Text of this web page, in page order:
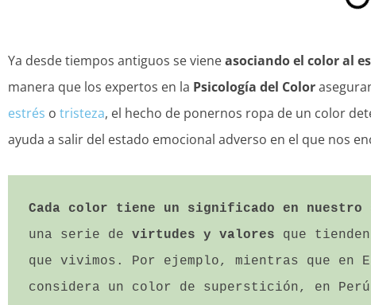
Ya desde tiempos antiguos se vieneasociando el color al
manera que los expertos en la Psicología del Color
estrés o tristeza, el hecho de ponernos ropa de un color
ayuda a salir del estado emocional adverso en el que nos
Cada color tiene un significado en nuestro
una serie de virtudes y valores que
que vivimos. Por ejemplo, mientras que en
considera un color de superstición, en